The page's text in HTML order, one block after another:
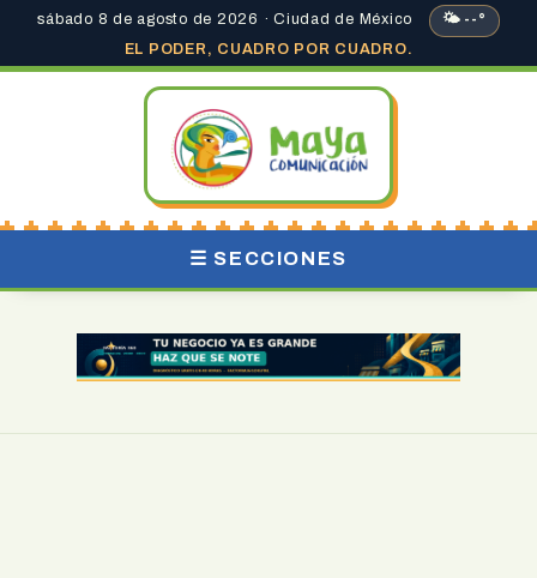
sábado 8 de agosto de 2026 · Ciudad de México
🌤 --°
EL PODER, CUADRO POR CUADRO.
☰ SECCIONES